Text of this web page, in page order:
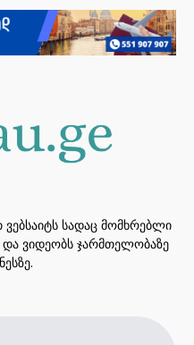
ვებსაიტს სადაც მომხრებლი
და ვიდეობს ჯარმთელობაზე